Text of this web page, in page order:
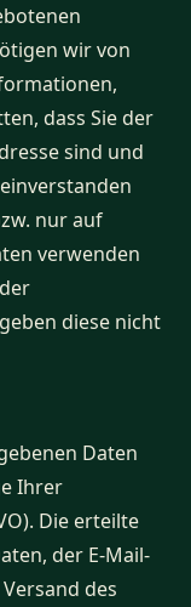
wir von
dass Sie der
sind und
nur auf
verwenden
diese nicht
Daten
Ihrer
Die erteilte
der E-Mail-
des